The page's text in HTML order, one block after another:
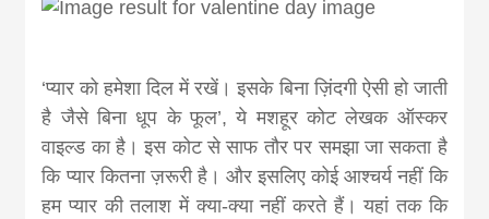
news,
khabar
‘प्यार को हमेशा दिल में रखें। इसके बिना ज़िंदगी ऐसी हो जाती
है जैसे बिना धूप के फूल’, ये मशहूर कोट लेखक ऑस्कर
वाइल्ड का है। इस कोट से साफ तौर पर समझा जा सकता है
कि प्यार कितना ज़रूरी है। और इसलिए कोई आश्चर्य नहीं कि
हम प्यार की तलाश में क्या-क्या नहीं करते हैं। यहां तक कि